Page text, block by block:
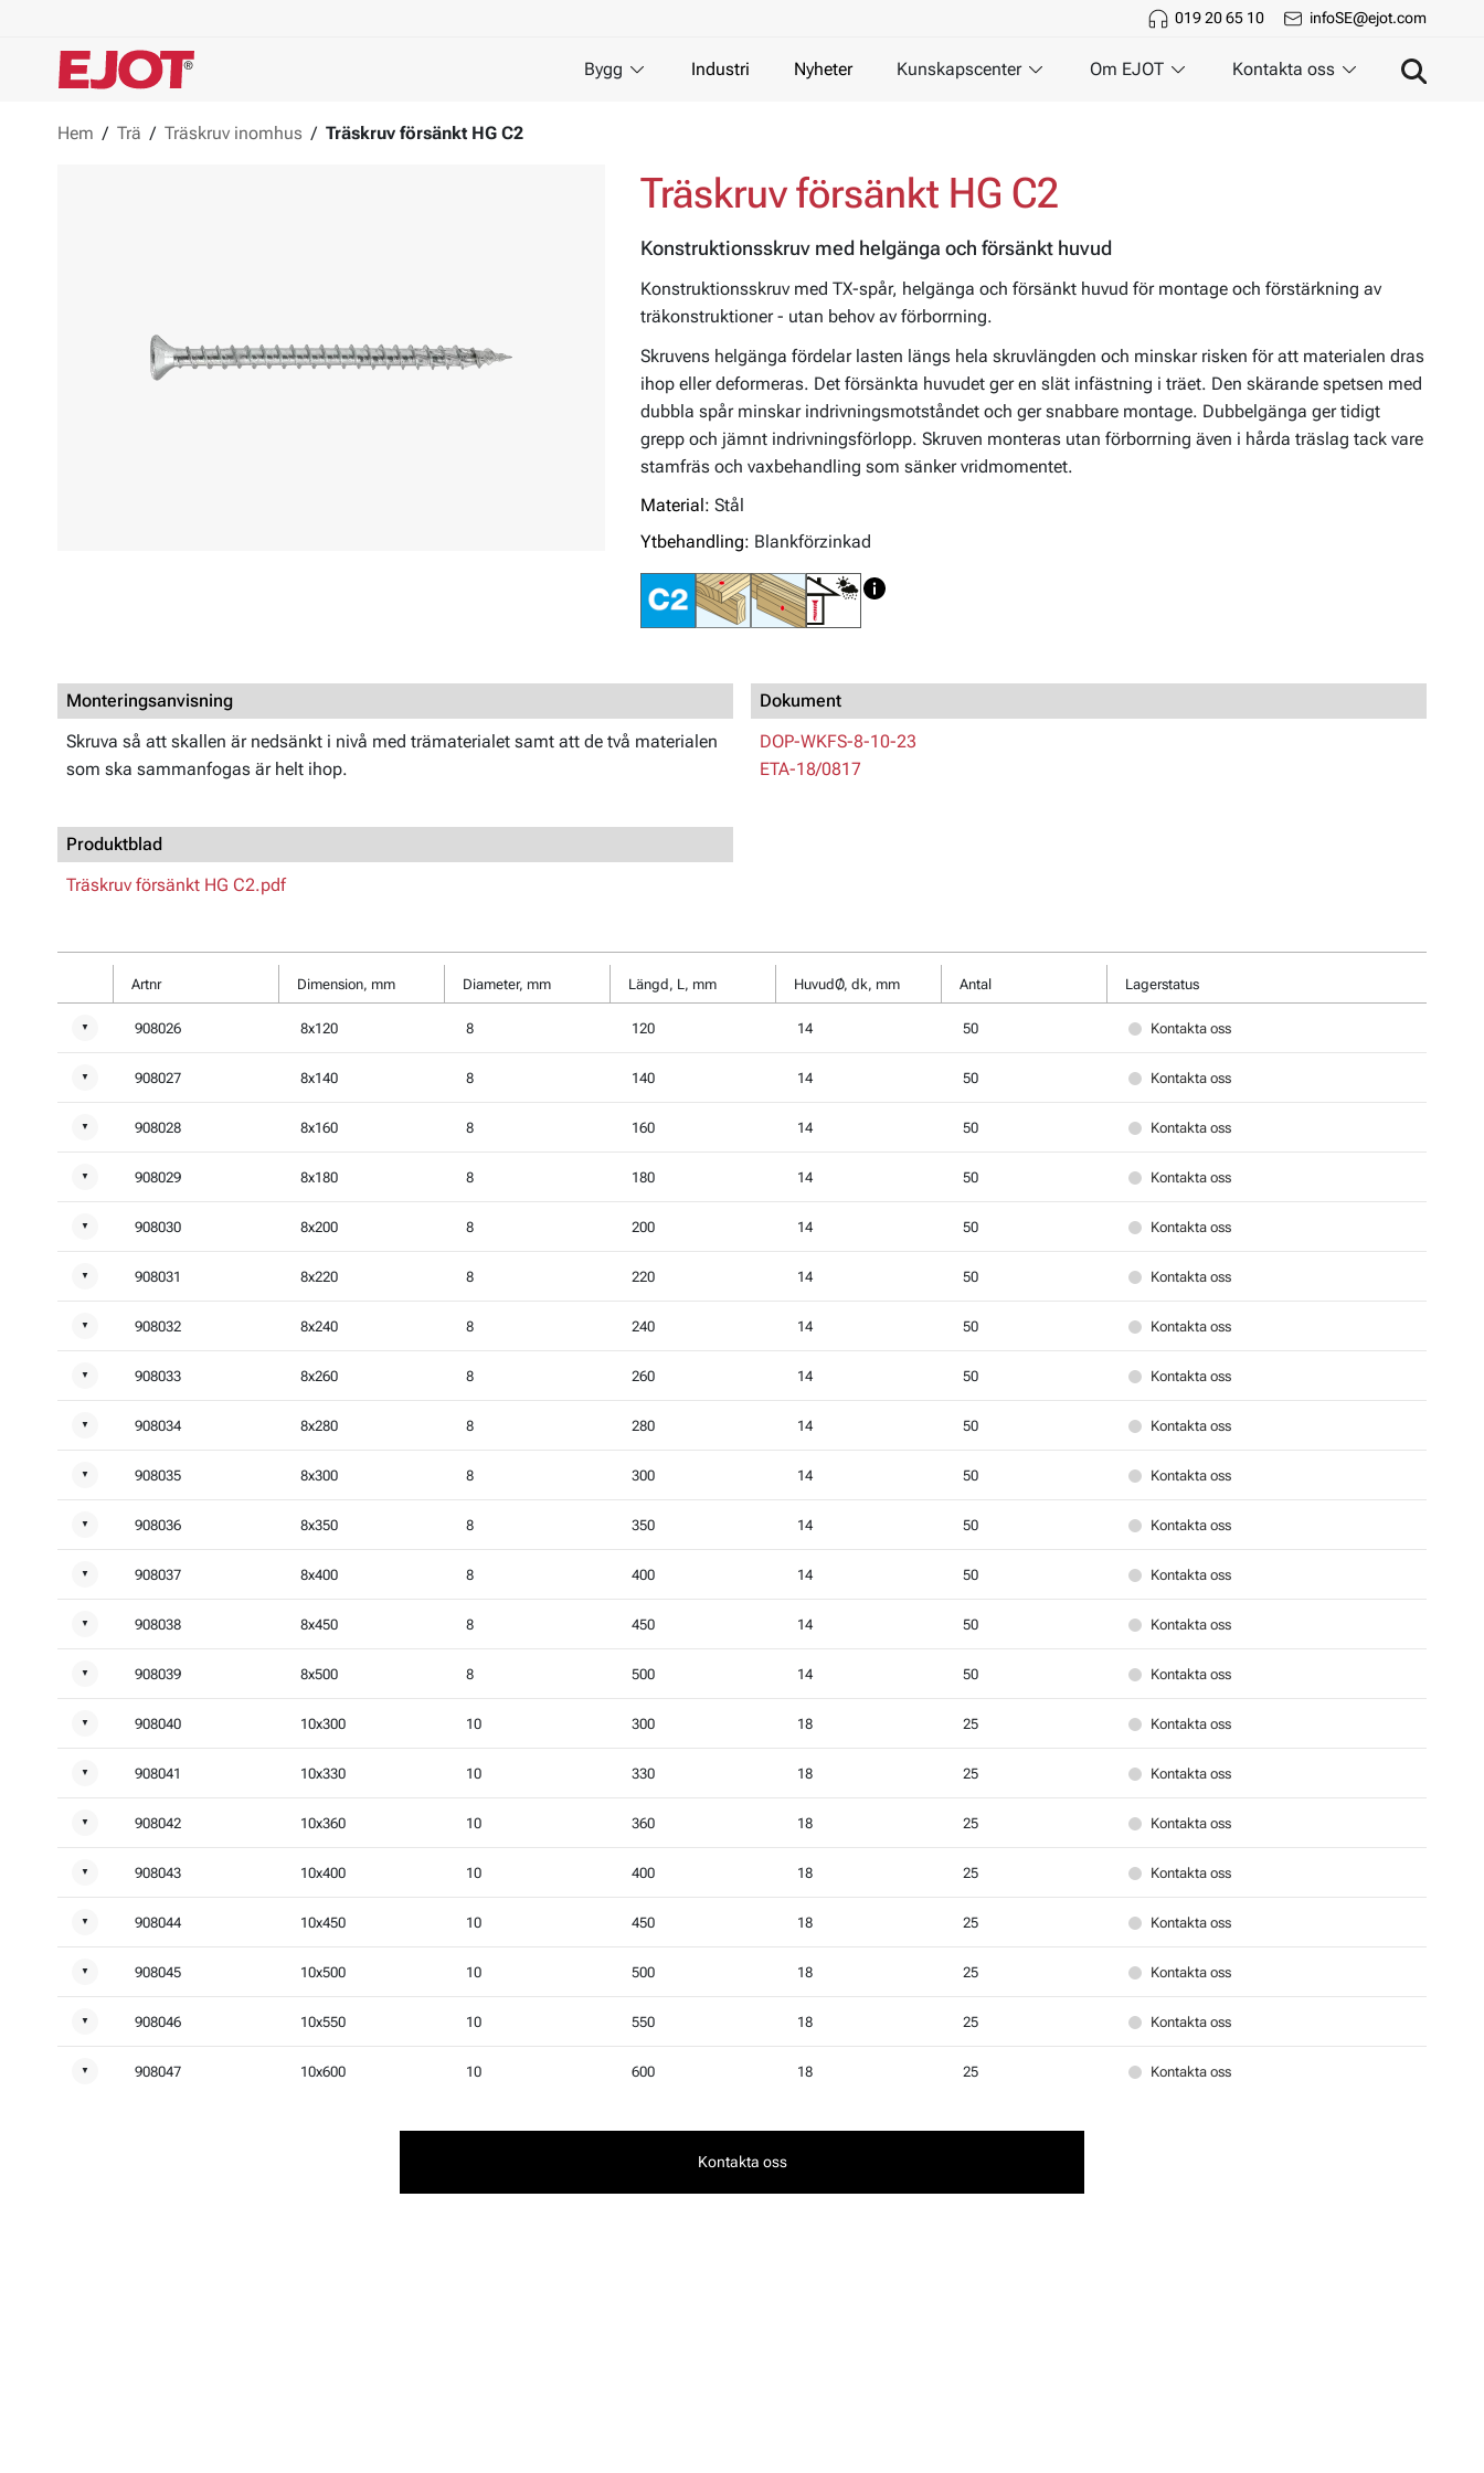
019 20 65 10 infoSE@ejot.com
Bygg Industri Nyheter Kunskapscenter Om EJOT Kontakta oss
Hem / Trä / Träskruv inomhus / Träskruv försänkt HG C2
Träskruv försänkt HG C2
Konstruktionsskruv med helgänga och försänkt huvud
Konstruktionsskruv med TX-spår, helgänga och försänkt huvud för montage och förstärkning av
träkonstruktioner - utan behov av förborrning.
Skruvens helgänga fördelar lasten längs hela skruvlängden och minskar risken för att materialen dras
ihop eller deformeras. Det försänkta huvudet ger en slät infästning i träet. Den skärande spetsen med
dubbla spår minskar indrivningsmotståndet och ger snabbare montage. Dubbelgänga ger tidigt
grepp och jämnt indrivningsförlopp. Skruven monteras utan förborrning även i hårda träslag tack vare
stamfräs och vaxbehandling som sänker vridmomentet.
Material: Stål
Ytbehandling: Blankförzinkad
Monteringsanvisning
Skruva så att skallen är nedsänkt i nivå med trämaterialet samt att de två materialen
som ska sammanfogas är helt ihop.
Dokument
DOP-WKFS-8-10-23
ETA-18/0817
Produktblad
Träskruv försänkt HG C2.pdf
Artnr Dimension, mm Diameter, mm Längd, L, mm HuvudØ, dk, mm Antal Lagerstatus
▼ 908026 8x120 8 120 14 50 Kontakta oss
▼ 908027 8x140 8 140 14 50 Kontakta oss
▼ 908028 8x160 8 160 14 50 Kontakta oss
▼ 908029 8x180 8 180 14 50 Kontakta oss
▼ 908030 8x200 8 200 14 50 Kontakta oss
▼ 908031 8x220 8 220 14 50 Kontakta oss
▼ 908032 8x240 8 240 14 50 Kontakta oss
▼ 908033 8x260 8 260 14 50 Kontakta oss
▼ 908034 8x280 8 280 14 50 Kontakta oss
▼ 908035 8x300 8 300 14 50 Kontakta oss
▼ 908036 8x350 8 350 14 50 Kontakta oss
▼ 908037 8x400 8 400 14 50 Kontakta oss
▼ 908038 8x450 8 450 14 50 Kontakta oss
▼ 908039 8x500 8 500 14 50 Kontakta oss
▼ 908040 10x300 10 300 18 25 Kontakta oss
▼ 908041 10x330 10 330 18 25 Kontakta oss
▼ 908042 10x360 10 360 18 25 Kontakta oss
▼ 908043 10x400 10 400 18 25 Kontakta oss
▼ 908044 10x450 10 450 18 25 Kontakta oss
▼ 908045 10x500 10 500 18 25 Kontakta oss
▼ 908046 10x550 10 550 18 25 Kontakta oss
▼ 908047 10x600 10 600 18 25 Kontakta oss
Kontakta oss